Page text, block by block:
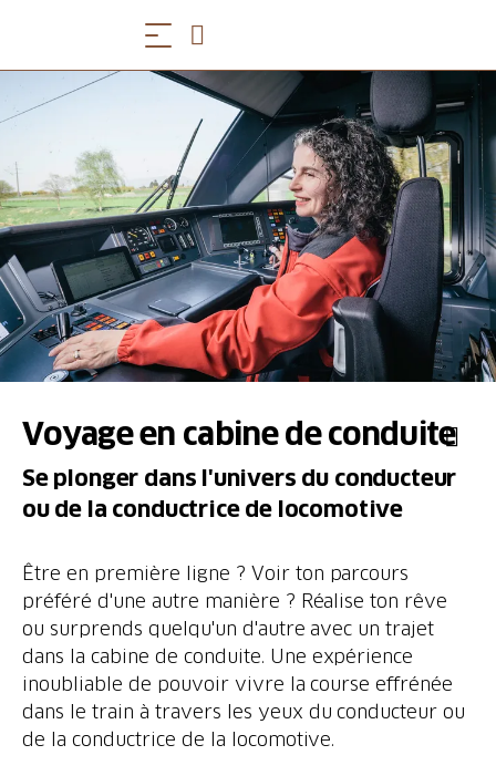
Voyage en cabine de conduite
Se plonger dans l'univers du conducteur
ou de la conductrice de locomotive
Être en première ligne ? Voir ton parcours
préféré d'une autre manière ? Réalise ton rêve
ou surprends quelqu'un d'autre avec un trajet
dans la cabine de conduite. Une expérience
inoubliable de pouvoir vivre la course effrénée
dans le train à travers les yeux du conducteur ou
de la conductrice de la locomotive.